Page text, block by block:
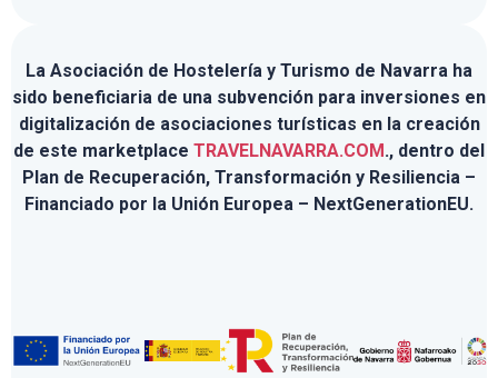
La Asociación de Hostelería y Turismo de Navarra ha
sido beneficiaria de una subvención para inversiones en
digitalización de asociaciones turísticas en la creación
de este marketplace TRAVELNAVARRA.COM., dentro del
Plan de Recuperación, Transformación y Resiliencia –
Financiado por la Unión Europea – NextGenerationEU.